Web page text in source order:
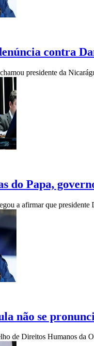
contra
presidente da
do Papa,
a afirmar que
não se
de Direitos Humanos da